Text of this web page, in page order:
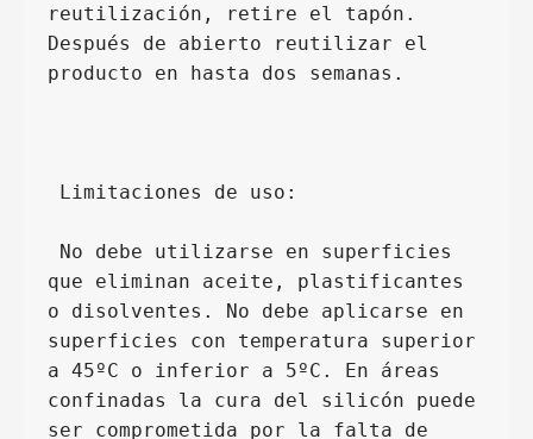
reutilización, retire el tapón.
Después de abierto reutilizar el
producto en hasta dos semanas.
Limitaciones de uso:
que eliminan aceite, plastificantes
o disolventes. No debe aplicarse en
superficies con temperatura superior
a 45ºC o inferior a 5ºC. En áreas
confinadas la cura del silicón puede
ser comprometida por la falta de